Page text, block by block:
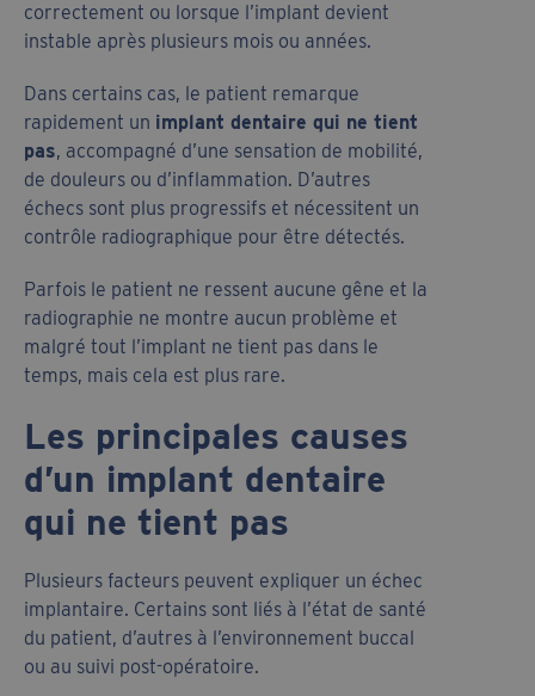
correctement ou lorsque l’implant devient
instable après plusieurs mois ou années.
Dans certains cas, le patient remarque
rapidement un implant dentaire qui ne tient
pas, accompagné d’une sensation de mobilité,
de douleurs ou d’inflammation. D’autres
échecs sont plus progressifs et nécessitent un
contrôle radiographique pour être détectés.
Parfois le patient ne ressent aucune gêne et la
radiographie ne montre aucun problème et
malgré tout l’implant ne tient pas dans le
temps, mais cela est plus rare.
Les principales causes
d’un implant dentaire
qui ne tient pas
Plusieurs facteurs peuvent expliquer un échec
implantaire. Certains sont liés à l’état de santé
du patient, d’autres à l’environnement buccal
ou au suivi post-opératoire.